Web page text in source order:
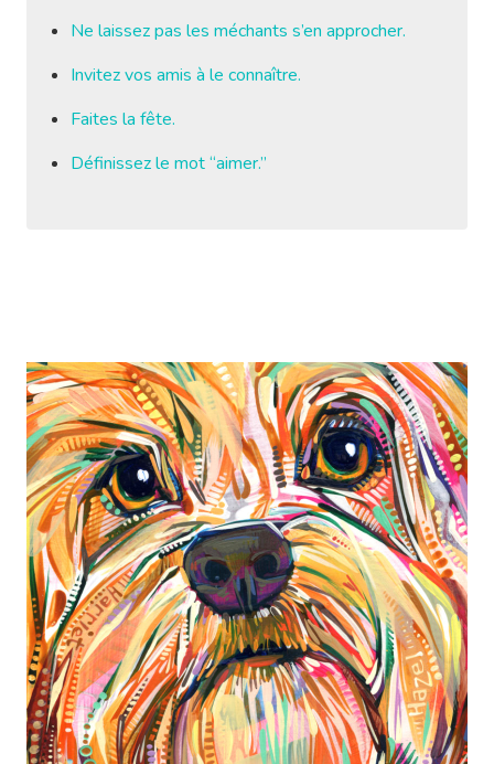
Ne laissez pas les méchants s’en approcher.
Invitez vos amis à le connaître.
Faites la fête.
Définissez le mot “aimer.”